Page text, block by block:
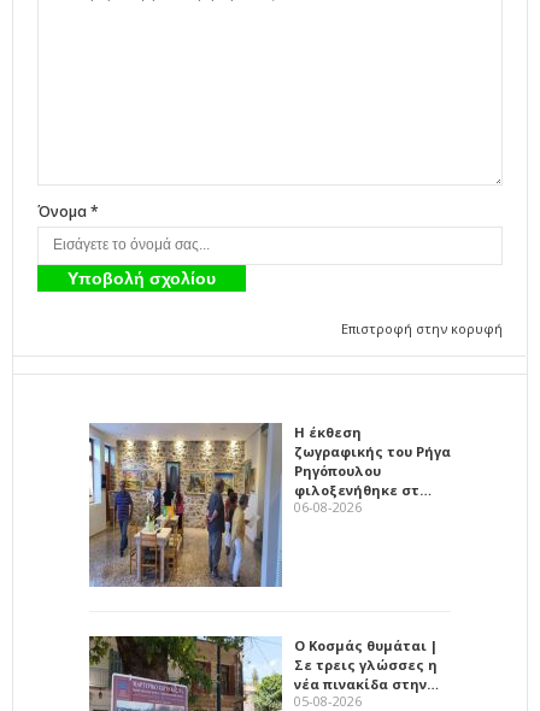
Όνομα *
Επιστροφή στην κορυφή
Η έκθεση
ζωγραφικής του Ρήγα
Ρηγόπουλου
φιλοξενήθηκε στ…
06-08-2026
Ο Κοσμάς θυμάται |
Σε τρεις γλώσσες η
νέα πινακίδα στην…
05-08-2026